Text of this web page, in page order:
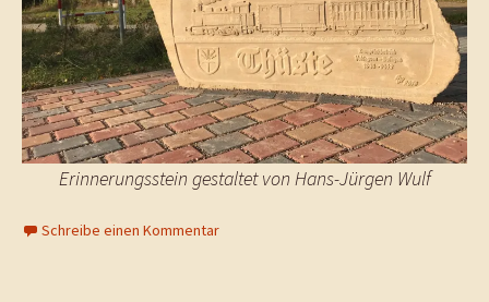
Erinnerungsstein gestaltet von Hans-Jürgen Wulf
Schreibe einen Kommentar